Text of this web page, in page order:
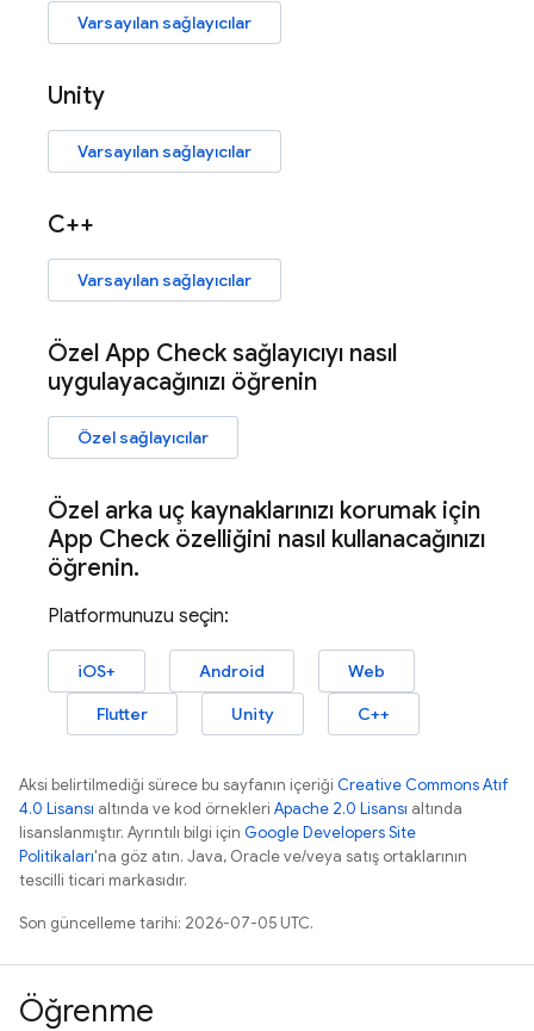
Varsayılan sağlayıcılar
Unity
Varsayılan sağlayıcılar
C++
Varsayılan sağlayıcılar
Özel App Check sağlayıcıyı nasıl
uygulayacağınızı öğrenin
Özel sağlayıcılar
Özel arka uç kaynaklarınızı korumak için
App Check özelliğini nasıl kullanacağınızı
öğrenin.
Platformunuzu seçin:
iOS+ Android
Web
Flutter
Unity C++
Aksi belirtilmediği sürece bu sayfanın içeriği Creative Commons Atıf
4.0 Lisansı altında ve kod örnekleri Apache 2.0 Lisansı altında
lisanslanmıştır. Ayrıntılı bilgi için Google Developers Site
Politikaları'na göz atın. Java, Oracle ve/veya satış ortaklarının
tescilli ticari markasıdır.
Son güncelleme tarihi: 2026-07-05 UTC.
Öğrenme